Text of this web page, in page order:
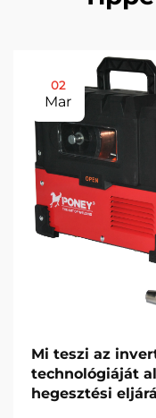
02
Mar
Mi teszi az
technológiáját
hegesztési